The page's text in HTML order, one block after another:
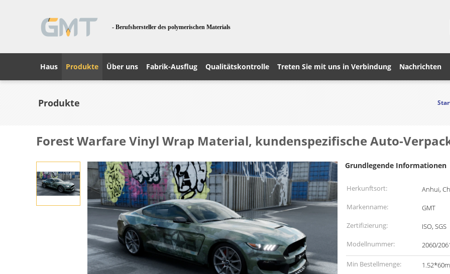
- Berufshersteller des polymerischen Materials
Haus Produkte Über uns Fabrik-Ausflug Qualitätskontrolle Treten Sie mit uns in Verbindung Nachrichten
Produkte
Forest Warfare Vinyl Wrap Material, kundenspezifische Auto-
Grundlegende Informationen
Herkunftsort:
Anhui,
Markenname:
GMT
Zertifizierung:
ISO, SGS
Modellnummer:
2060/
Min Bestellmenge: